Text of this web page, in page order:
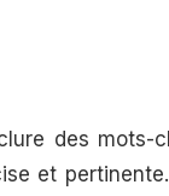
des mots-
et